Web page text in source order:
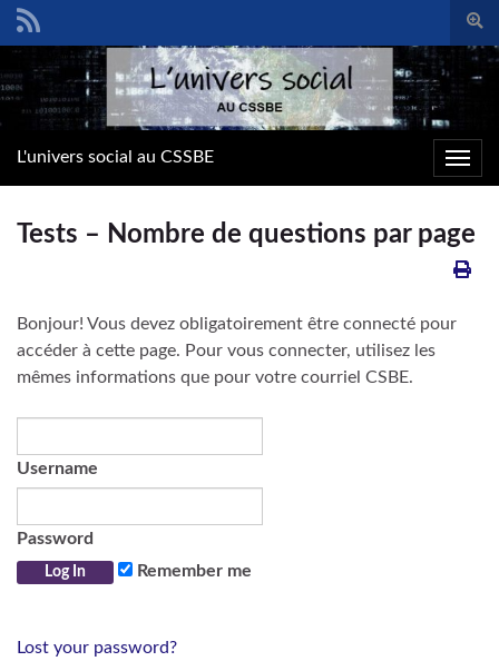
form
Search for:
L'univers social au CSSBE
Tests – Nombre de questions par page
Bonjour! Vous devez obligatoirement être connecté pour
accéder à cette page. Pour vous connecter, utilisez les
mêmes informations que pour votre courriel CSBE.
Username
Password
Remember me
Lost your password?